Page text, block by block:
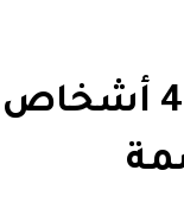
الحبس لعصابة